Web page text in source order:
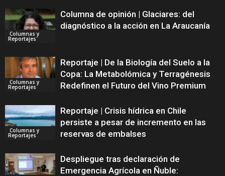
Columnas y
Reportajes
Columna de opinión | Glaciares: del
diagnóstico a la acción en La Araucanía
Columnas y
Reportajes
Reportaje | De la Biología del Suelo a la
Copa: La Metabolómica y Terragénesis
Redefinen el Futuro del Vino Premium
Columnas y
Reportajes
Reportaje | Crisis hídrica en Chile
persiste a pesar de incremento en las
reservas de embalses
Despliegue tras declaración de
Emergencia Agrícola en Ñuble: